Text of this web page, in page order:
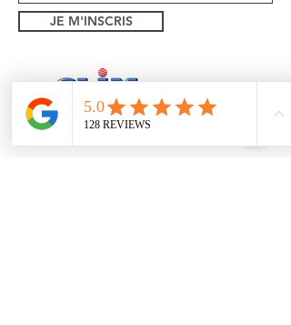
JE M'INSCRIS
Trayas
Pégomas